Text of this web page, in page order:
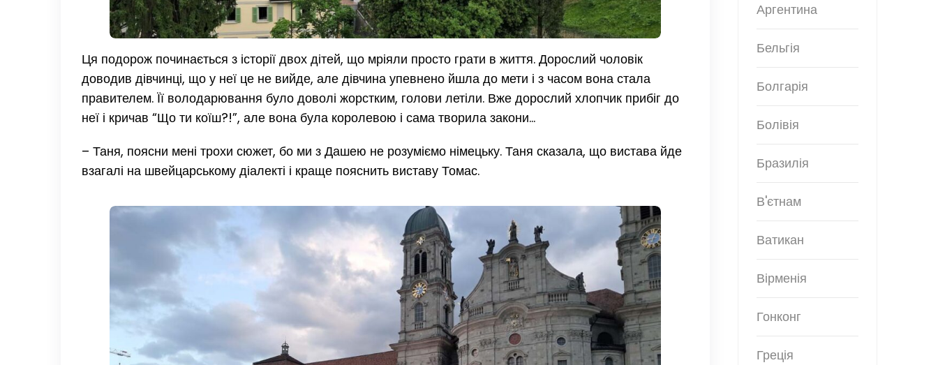
Ця подорож починається з історії двох дітей, що мріяли просто грати в життя. Дорослий чоловік
доводив дівчинці, що у неї це не вийде, але дівчина упевнено йшла до мети і з часом вона стала
правителем. Її володарювання було доволі жорстким, голови летіли. Вже дорослий хлопчик прибіг до
неї і кричав “Що ти коїш?!”, але вона була королевою і сама творила закони…
– Таня, поясни мені трохи сюжет, бо ми з Дашею не розуміємо німецьку. Таня сказала, що вистава йде
взагалі на швейцарському діалекті і краще пояснить виставу Томас.
Аргентина
Бельгія
Болгарія
Болівія
Бразилія
В'єтнам
Ватикан
Вірменія
Гонконг
Греція